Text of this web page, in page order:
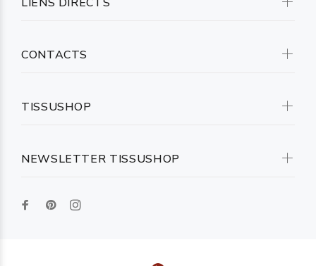
NEWSLETTER TISSUSHOP
CONTACTS
TISSUSHOP